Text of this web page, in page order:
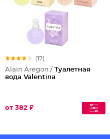
(17)
Alain Aregon / Туалетная
вода Valentina
от 382 ₽